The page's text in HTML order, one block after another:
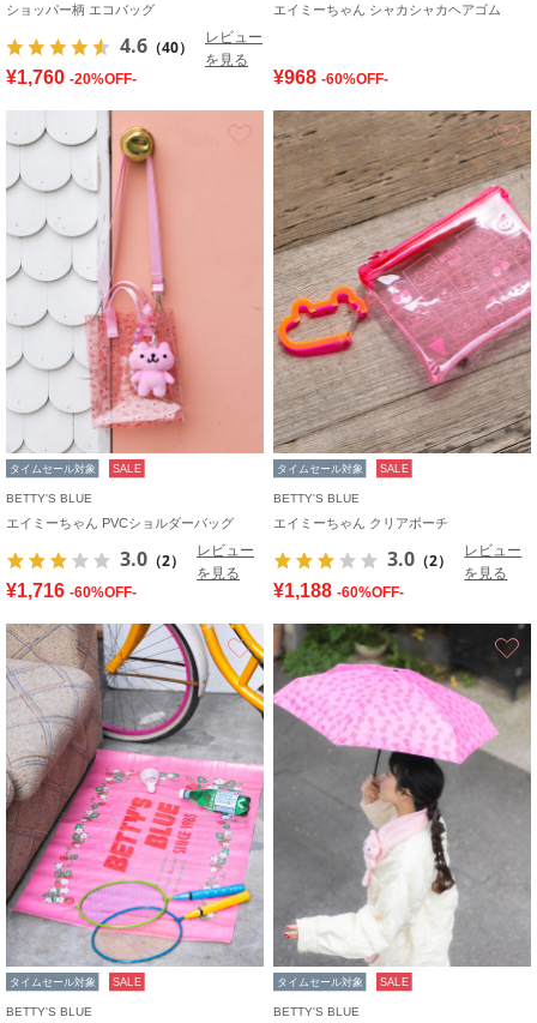
ショッパー柄 エコバッグ
4.6 （40）
レビュー
を見る
¥1,760 -20%OFF-
エイミーちゃん シャカシャカヘアゴム
¥968 -60%OFF-
お気に入り
タイムセール対象 SALE
BETTY'S BLUE
エイミーちゃん PVCショルダーバッグ
3.0 （2）
レビュー
を見る
¥1,716 -60%OFF-
タイムセール対象 SALE
BETTY'S BLUE
エイミーちゃん クリアポーチ
3.0 （2）
レビュー
を見る
¥1,188 -60%OFF-
お気に入り
タイムセール対象 SALE
BETTY'S BLUE
タイムセール対象 SALE
BETTY'S BLUE